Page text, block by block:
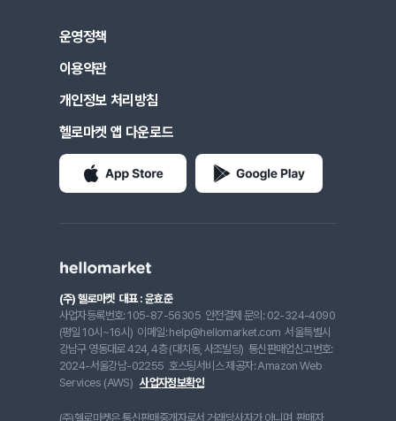
운영정책
이용약관
개인정보 처리방침
헬로마켓 앱 다운로드
(주) 헬로마켓 대표 : 윤효준
사업자등록번호: 105-87-56305 안전결제 문의: 02-324-4090
(평일 10시~16시) 이메일: help@hellomarket.com 서울특별시
강남구 영동대로 424, 4층 (대치동, 사조빌딩) 통신판매업신고번호:
2024-서울강남-02255 호스팅서비스 제공자: Amazon Web
Services (AWS) 사업자정보확인
(주)헬로마켓은 통신판매중개자로서 거래당사자가 아니며, 판매자